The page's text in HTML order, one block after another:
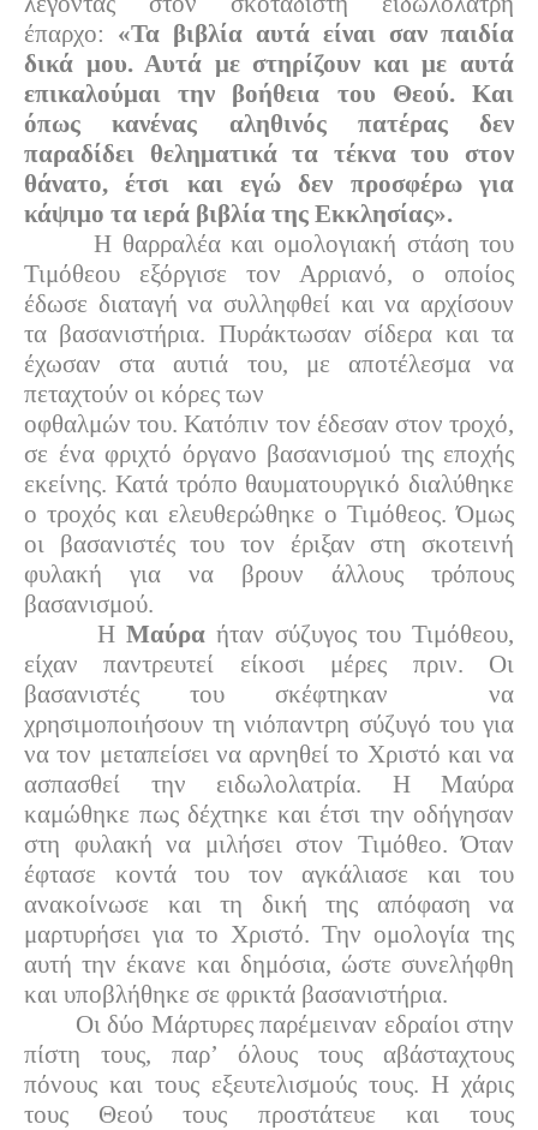
έπαρχο: «Τα βιβλία αυτά είναι σαν παιδία
δικά μου. Αυτά με στηρίζουν και με αυτά
επικαλούμαι την βοήθεια του Θεού. Και
όπως κανένας αληθινός πατέρας δεν
παραδίδει θεληματικά τα τέκνα του στον
θάνατο, έτσι και εγώ δεν προσφέρω για
κάψιμο τα ιερά βιβλία της Εκκλησίας».
Η θαρραλέα και ομολογιακή στάση του
Τιμόθεου εξόργισε τον Αρριανό, ο οποίος
έδωσε διαταγή να συλληφθεί και να αρχίσουν
τα βασανιστήρια. Πυράκτωσαν σίδερα και τα
έχωσαν στα αυτιά του, με αποτέλεσμα να
πεταχτούν οι κόρες των
οφθαλμών του. Κατόπιν τον έδεσαν στον τροχό,
σε ένα φριχτό όργανο βασανισμού της εποχής
εκείνης. Κατά τρόπο θαυματουργικό διαλύθηκε
ο τροχός και ελευθερώθηκε ο Τιμόθεος. Όμως
οι βασανιστές του τον έριξαν στη σκοτεινή
φυλακή για να βρουν άλλους τρόπους
βασανισμού.
Η Μαύρα ήταν σύζυγος του Τιμόθεου,
είχαν παντρευτεί είκοσι μέρες πριν. Οι
βασανιστές του σκέφτηκαν να
χρησιμοποιήσουν τη νιόπαντρη σύζυγό του για
να τον μεταπείσει να αρνηθεί το Χριστό και να
ασπασθεί την ειδωλολατρία. Η Μαύρα
καμώθηκε πως δέχτηκε και έτσι την οδήγησαν
στη φυλακή να μιλήσει στον Τιμόθεο. Όταν
έφτασε κοντά του τον αγκάλιασε και του
ανακοίνωσε και τη δική της απόφαση να
μαρτυρήσει για το Χριστό. Την ομολογία της
αυτή την έκανε και δημόσια, ώστε συνελήφθη
και υποβλήθηκε σε φρικτά βασανιστήρια.
Οι δύο Μάρτυρες παρέμειναν εδραίοι στην
πίστη τους, παρ’ όλους τους αβάσταχτους
πόνους και τους εξευτελισμούς τους. Η χάρις
τους Θεού τους προστάτευε και τους